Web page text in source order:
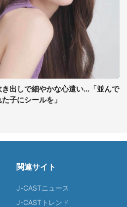
出しで細やかな心遣い...「並んで
子にシールを」
関連サイト
J-CASTニュース
J-CASTトレンド